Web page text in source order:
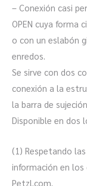
– Conexión casi
OPEN cuya forma
o con un eslabón
enredos.
Se sirve con dos
conexión a la
la barra de
Disponible en dos
(1) Respetando
información en los
Petzl.com.